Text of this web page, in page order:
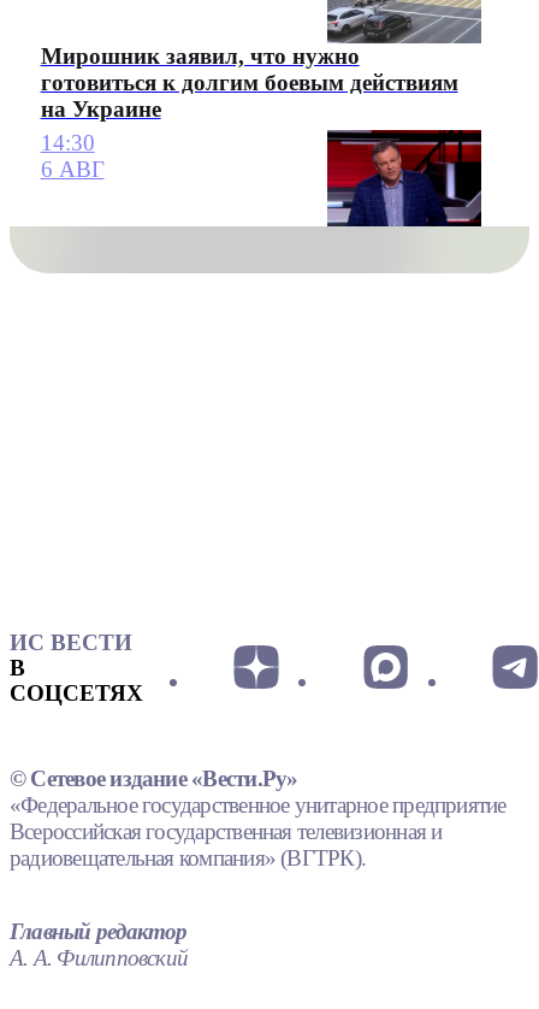
Мирошник заявил, что нужно
готовиться к долгим боевым действиям
на Украине
14:30
6 АВГ
ИС ВЕСТИ
В
СОЦСЕТЯХ
© Сетевое издание «Вести.Ру»
«Федеральное государственное унитарное предприятие
Всероссийская государственная телевизионная и
радиовещательная компания» (ВГТРК).
Главный редактор
А. А. Филипповский